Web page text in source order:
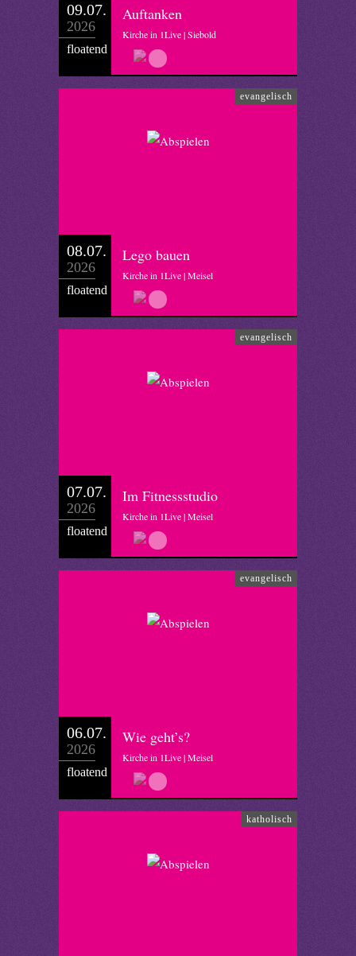
09.07.
2026
floatend
Auftanken
Kirche in 1Live | Siebold
evangelisch
08.07.
2026
floatend
Lego bauen
Kirche in 1Live | Meisel
evangelisch
07.07.
2026
floatend
Im Fitnessstudio
Kirche in 1Live | Meisel
evangelisch
06.07.
2026
floatend
Wie geht’s?
Kirche in 1Live | Meisel
katholisch